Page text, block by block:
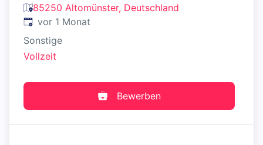
85250 Altomünster, Deutschland
Veröffentlicht:
vor 1 Monat
Sonstige
Vollzeit
Bewerben